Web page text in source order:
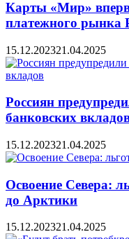
Карты «Мир»
платежного рынка
15.12.202321.04.2025
Россиян
банковских
15.12.202321.04.2025
Освоение Севера:
до Арктики
15.12.202321.04.2025